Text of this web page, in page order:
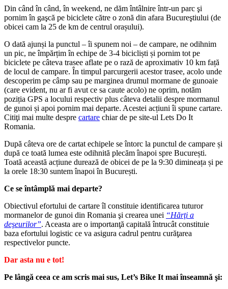
Din când în când, în weekend, ne dăm întâlnire într-un parc şi
pornim în gaşcă pe biciclete către o zonă din afara Bucureştiului (de
obicei cam la 25 de km de centrul orașului).
O dată ajunși la punctul – îi spunem noi – de campare, ne odihnim
un pic, ne împărțim în echipe de 3-4 bicicliști și pornim tot pe
biciclete pe câteva trasee aflate pe o rază de aproximativ 10 km față
de locul de campare. În timpul parcurgerii acestor trasee, acolo unde
descoperim pe câmp sau pe marginea drumul mormane de gunoaie
(care evident, nu ar fi avut ce sa caute acolo) ne oprim, notăm
poziția GPS a locului respectiv plus câteva detalii despre mormanul
de gunoi și apoi pornim mai departe. Acestei acțiuni îi spune cartare.
Citiţi mai multe despre cartare chiar de pe site-ul Lets Do It
Romania.
După câteva ore de cartat echipele se întorc la punctul de campare și
după ce toată lumea este odihnită plecăm înapoi spre București.
Toată această acțiune durează de obicei de pe la 9:30 dimineața și pe
la orele 18:30 suntem înapoi în București.
Ce se întâmplă mai departe?
Obiectivul efortului de cartare îl constituie identificarea tuturor
mormanelor de gunoi din Romania şi crearea unei “Hărţi a
deşeurilor”. Aceasta are o importanţă capitală întrucât constituie
baza efortului logistic ce va asigura cadrul pentru curăţarea
respectivelor puncte.
Dar asta nu e tot!
Pe lângă ceea ce am scris mai sus, Let’s Bike It mai înseamnă şi: